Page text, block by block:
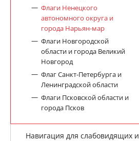
Флаги Ненецкого
автономного округа и
города Нарьян-мар
Флаги Новгородской
области и города Великий
Новгород
Флаг Санкт-Петербурга и
Ленинградской области
Флаги Псковской области и
города Псков
Навигация для слабовидящих и